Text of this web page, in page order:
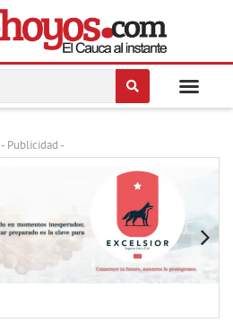
- Publicidad -